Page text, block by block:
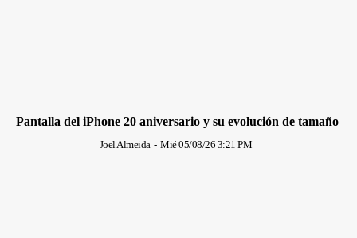
Pantalla del iPhone 20 aniversario y su evolución de tamaño
Joel Almeida - Mié 05/08/26 3:21 PM